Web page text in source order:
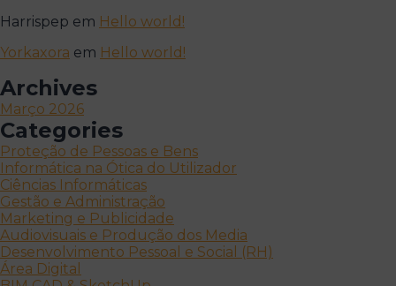
Harrispep em Hello world!
Yorkaxora em Hello world!
Archives
Março 2026
Categories
Proteção de Pessoas e Bens
Informática na Ótica do Utilizador
Ciências Informáticas
Gestão e Administração
Marketing e Publicidade
Audiovisuais e Produção dos Media
Desenvolvimento Pessoal e Social (RH)
Área Digital